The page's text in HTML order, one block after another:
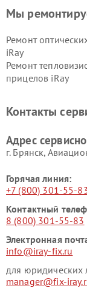
Мы
Ремонт
iRay
Ремонт
прицелов iRay
Контакты
Адрес
г. Брянск,
Горячая линия:
+7 (800) 301-55-
Контактный
8 (800) 301-55-83
Электронная
info@iray-fix.ru
для юридических
manager@fix-